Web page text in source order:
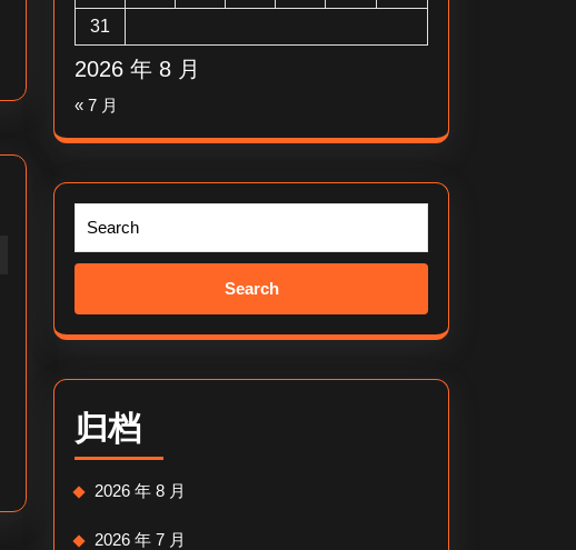
2026 年 8 月
31
« 7 月
Search
归档
2026 年 8 月
2026 年 7 月